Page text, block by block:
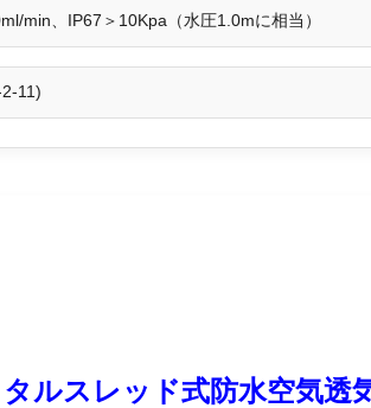
min、IP67＞10Kpa（水圧1.0mに相当）
11)
タルスレッド式防水空気透